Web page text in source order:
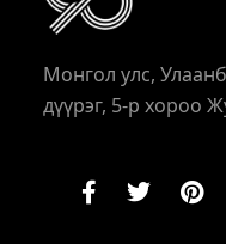
Монгол улс,
дүүрэг, 5-р хороо